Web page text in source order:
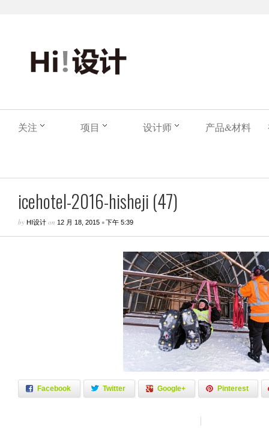
关注 项目 设计师 产品&材料
icehotel-2016-hisheji (47)
by HI设计 on 12 月 18, 2015 •下午 5:39
Facebook Twitter Google+ Pinterest